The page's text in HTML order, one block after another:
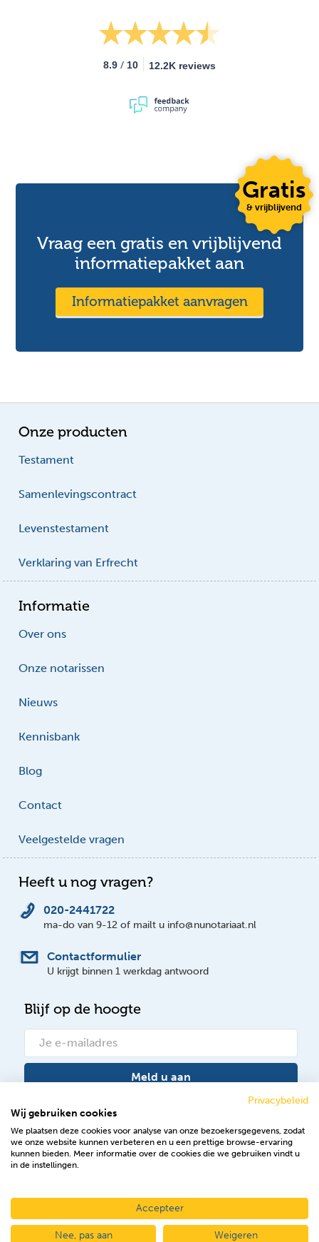
8.9 / 10 12.2K reviews
Vraag een gratis en vrijblijvend
informatiepakket aan
Informatiepakket aanvragen
Gratis
& vrijblijvend
Onze producten
Testament
Samenlevingscontract
Levenstestament
Verklaring van Erfrecht
Informatie
Over ons
Onze notarissen
Nieuws
Kennisbank
Blog
Contact
Veelgestelde vragen
Heeft u nog vragen?
020-2441722
ma-do van 9-12 of mailt u info@nunotariaat.nl
Contactformulier
U krijgt binnen 1 werkdag antwoord
Blijf op de hoogte
Meld u aan
Volg ons op Facebook
2026 © NuNotariaat
Privacybeleid
Wij gebruiken cookies
We plaatsen deze cookies voor analyse van onze bezoekersgegevens, zodat
we onze website kunnen verbeteren en u een prettige browse-ervaring
kunnen bieden. Meer informatie over de cookies die we gebruiken vindt u
in de instellingen.
Accepteer
Nee, pas aan Weigeren